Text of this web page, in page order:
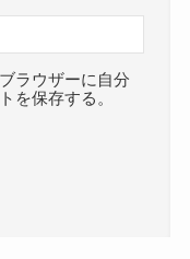
ラウザーに自分
を保存する。